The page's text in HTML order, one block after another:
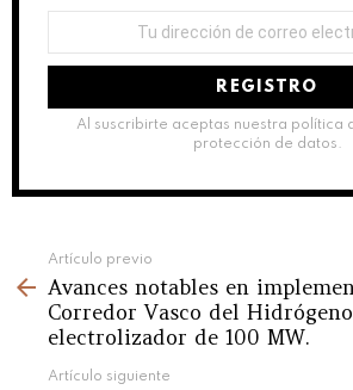
correo
Al suscribirte aceptas nuestra política
protección de datos.
more
Artículo previo
Avances notables en
Corredor Vasco del
electrolizador de 100 MW.
Artículo siguiente